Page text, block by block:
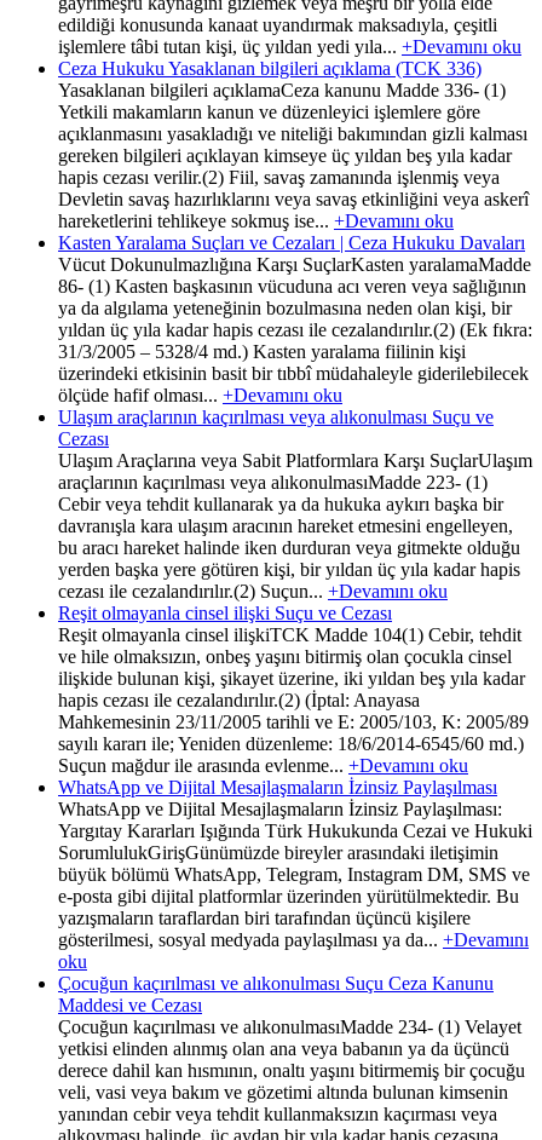
edildiği konusunda kanaat uyandırmak maksadıyla, çeşitli
işlemlere tâbi tutan kişi, üç yıldan yedi yıla... +Devamını oku
Ceza Hukuku Yasaklanan bilgileri açıklama (TCK 336)
Yasaklanan bilgileri açıklamaCeza kanunu Madde 336- (1)
Yetkili makamların kanun ve düzenleyici işlemlere göre
açıklanmasını yasakladığı ve niteliği bakımından gizli kalması
gereken bilgileri açıklayan kimseye üç yıldan beş yıla kadar
hapis cezası verilir.(2) Fiil, savaş zamanında işlenmiş veya
Devletin savaş hazırlıklarını veya savaş etkinliğini veya askerî
hareketlerini tehlikeye sokmuş ise... +Devamını oku
Kasten Yaralama Suçları ve Cezaları | Ceza Hukuku Davaları
Vücut Dokunulmazlığına Karşı SuçlarKasten yaralamaMadde
86- (1) Kasten başkasının vücuduna acı veren veya sağlığının
ya da algılama yeteneğinin bozulmasına neden olan kişi, bir
yıldan üç yıla kadar hapis cezası ile cezalandırılır.(2) (Ek fıkra:
31/3/2005 – 5328/4 md.) Kasten yaralama fiilinin kişi
üzerindeki etkisinin basit bir tıbbî müdahaleyle giderilebilecek
ölçüde hafif olması... +Devamını oku
Ulaşım araçlarının kaçırılması veya alıkonulması Suçu ve
Cezası
Ulaşım Araçlarına veya Sabit Platformlara Karşı SuçlarUlaşım
araçlarının kaçırılması veya alıkonulmasıMadde 223- (1)
Cebir veya tehdit kullanarak ya da hukuka aykırı başka bir
davranışla kara ulaşım aracının hareket etmesini engelleyen,
bu aracı hareket halinde iken durduran veya gitmekte olduğu
yerden başka yere götüren kişi, bir yıldan üç yıla kadar hapis
cezası ile cezalandırılır.(2) Suçun... +Devamını oku
Reşit olmayanla cinsel ilişki Suçu ve Cezası
Reşit olmayanla cinsel ilişkiTCK Madde 104(1) Cebir, tehdit
ve hile olmaksızın, onbeş yaşını bitirmiş olan çocukla cinsel
ilişkide bulunan kişi, şikayet üzerine, iki yıldan beş yıla kadar
hapis cezası ile cezalandırılır.(2) (İptal: Anayasa
Mahkemesinin 23/11/2005 tarihli ve E: 2005/103, K: 2005/89
sayılı kararı ile; Yeniden düzenleme: 18/6/2014-6545/60 md.)
Suçun mağdur ile arasında evlenme... +Devamını oku
WhatsApp ve Dijital Mesajlaşmaların İzinsiz Paylaşılması
WhatsApp ve Dijital Mesajlaşmaların İzinsiz Paylaşılması:
Yargıtay Kararları Işığında Türk Hukukunda Cezai ve Hukuki
SorumlulukGirişGünümüzde bireyler arasındaki iletişimin
büyük bölümü WhatsApp, Telegram, Instagram DM, SMS ve
e-posta gibi dijital platformlar üzerinden yürütülmektedir. Bu
yazışmaların taraflardan biri tarafından üçüncü kişilere
gösterilmesi, sosyal medyada paylaşılması ya da... +Devamını
oku
Çocuğun kaçırılması ve alıkonulması Suçu Ceza Kanunu
Maddesi ve Cezası
Çocuğun kaçırılması ve alıkonulmasıMadde 234- (1) Velayet
yetkisi elinden alınmış olan ana veya babanın ya da üçüncü
derece dahil kan hısmının, onaltı yaşını bitirmemiş bir çocuğu
veli, vasi veya bakım ve gözetimi altında bulunan kimsenin
yanından cebir veya tehdit kullanmaksızın kaçırması veya
alıkoyması halinde, üç aydan bir yıla kadar hapis cezasına